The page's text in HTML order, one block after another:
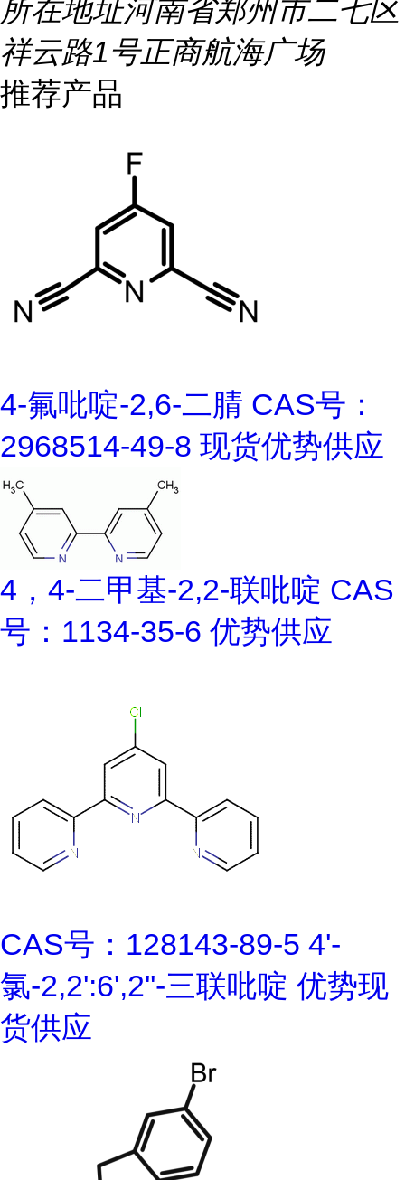
所在地址河南省郑州市二七区
祥云路1号正商航海广场
推荐产品
4-氟吡啶-2,6-二腈 CAS号：
2968514-49-8 现货优势供应
4，4-二甲基-2,2-联吡啶 CAS
号：1134-35-6 优势供应
CAS号：128143-89-5 4'-
氯-2,2':6',2''-三联吡啶 优势现
货供应